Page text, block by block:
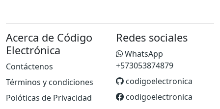
Acerca de Código
Electrónica
Contáctenos
Términos y condiciones
Polóticas de Privacidad
Redes sociales
WhatsApp
+573053874879
codigoelectronica
codigoelectronica